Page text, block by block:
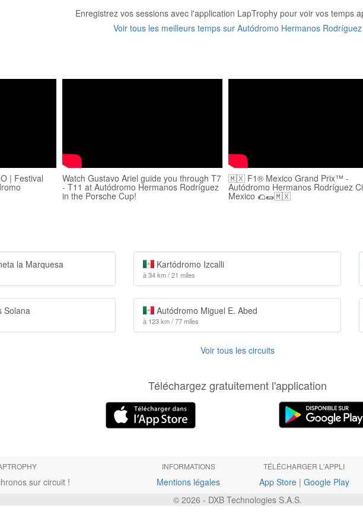
Enregistrez vos sessions avec l'application LapTrophy pour voir vos temps
Voir tous les meilleurs temps sur Autódromo Hermanos Rodríguez
| Festival Watch Gustavo Ariel guide you through T7
- T11 at Autódromo Hermanos Rodríguez
in the Porsche Cup!
🇲🇽 F1® Mexico Grand Prix™ -
Autódromo Hermanos Rodríguez
Mexico 🌮🌯🇲🇽
la Marquesa Kartódromo Izcalli
à 34 km / 21 miles
Solana Autódromo Miguel E. Abed
à 123 km / 77 miles
Voir tous les circuits
Téléchargez gratuitement l'application
sur circuit !
INFORMATIONS
Mentions légales
TÉLÉCHARGER L'APPLI
App Store| Google Play
© 2026 - DXB Technologies S.A.S.